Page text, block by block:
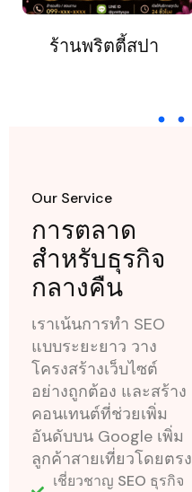
ร้านพริตตี้สปา
Our Service
การตลาด
สำหรับธุรกิจ
กลางคืน
เราเน้นการทำ SEO
แบบระยะยาว วาง
โครงสร้างเว็บไซต์
อย่างถูกต้อง และสร้าง
คอนเทนต์ที่ช่วยเพิ่ม
อันดับบน Google เพิ่ม
ลูกค้าสายเที่ยวโดยตรง
เชี่ยวชาญ SEO ธุรกิจ